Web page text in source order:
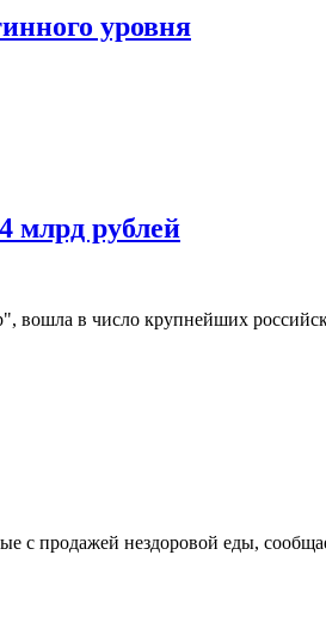
уровня
млрд рублей
в число крупнейших
с продажей нездоровой еды,